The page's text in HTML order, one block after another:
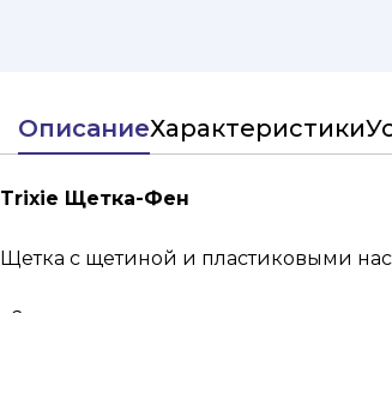
ОписаниеХарактеристики
Trixie Щетка-Фен
Щетка с щетиной и пластиковыми
- 2 температурных режима
- тихий и плавный мотор, подходит